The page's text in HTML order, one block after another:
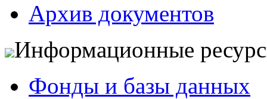
Архив документов
Информационные
Фонды и базы данных